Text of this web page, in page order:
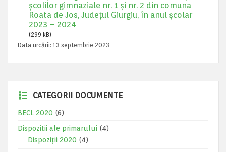
școlilor gimnaziale nr. 1 și nr. 2 din comuna
Roata de Jos, Județul Giurgiu, în anul școlar
2023 – 2024
(299 kB)
Data urcării: 13 septembrie 2023
CATEGORII DOCUMENTE
BECL 2020 (6)
Dispozitii ale primarului (4)
Dispoziții 2020 (4)